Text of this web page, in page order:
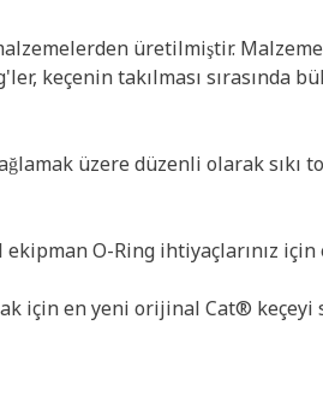
üretilmiştir.
keçenin takılması sırasında
üzere düzenli olarak sıkı
O-Ring ihtiyaçlarınız için
için en yeni orijinal Cat® keçeyi